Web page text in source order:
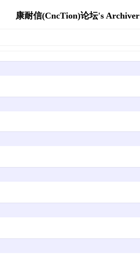
康耐信(CncTion)论坛's Archiver